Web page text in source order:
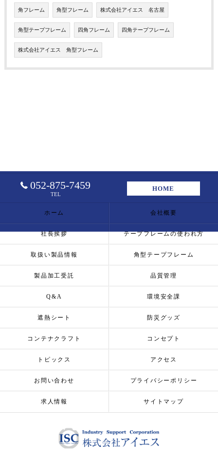
角フレーム 角型フレーム 株式会社アイエス 名古屋
角型テープフレーム 四角フレーム 四角テープフレーム
株式会社アイエス 角型フレーム
052-875-7459
TEL
HOME
ホーム 会社概要
社長挨拶 テープフレームの使われ方
取扱い製品情報 角型テープフレーム
製品加工受託 品質管理
Q&A 環境安全課
遮熱シート 防災グッズ
コンテナクラフト コンセプト
トピックス アクセス
お問い合わせ プライバシーポリシー
求人情報 サイトマップ